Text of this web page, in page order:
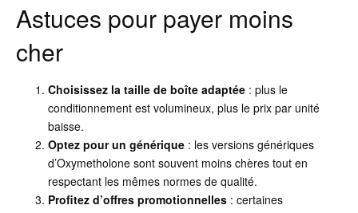
Astuces pour payer moins
cher
Choisissez la taille de boîte adaptée : plus le
conditionnement est volumineux, plus le prix par unité
baisse.
Optez pour un générique : les versions génériques
d’Oxymetholone sont souvent moins chères tout en
respectant les mêmes normes de qualité.
Profitez d’offres promotionnelles : certaines